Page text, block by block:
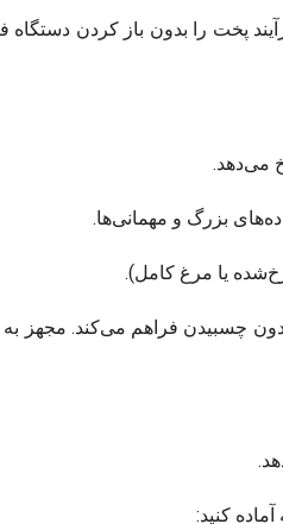
پخت را بدون باز کردن
می‌دهد.
چسبیدن فراهم می‌کند. مجهز